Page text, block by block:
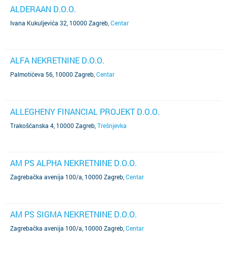
ALDERAAN D.O.O.
Ivana Kukuljevića 32, 10000 Zagreb Centar
ALFA NEKRETNINE D.O.O.
Palmotićeva 56, 10000 Zagreb Centar
ALLEGHENY FINANCIAL PROJEKT D.O.O.
Trakošćanska 4, 10000 Zagreb Trešnjevka
AM PS ALPHA NEKRETNINE D.O.O.
Zagrebačka avenija 100/a, 10000 Zagreb Centar
AM PS SIGMA NEKRETNINE D.O.O.
Zagrebačka avenija 100/a, 10000 Zagreb Centar